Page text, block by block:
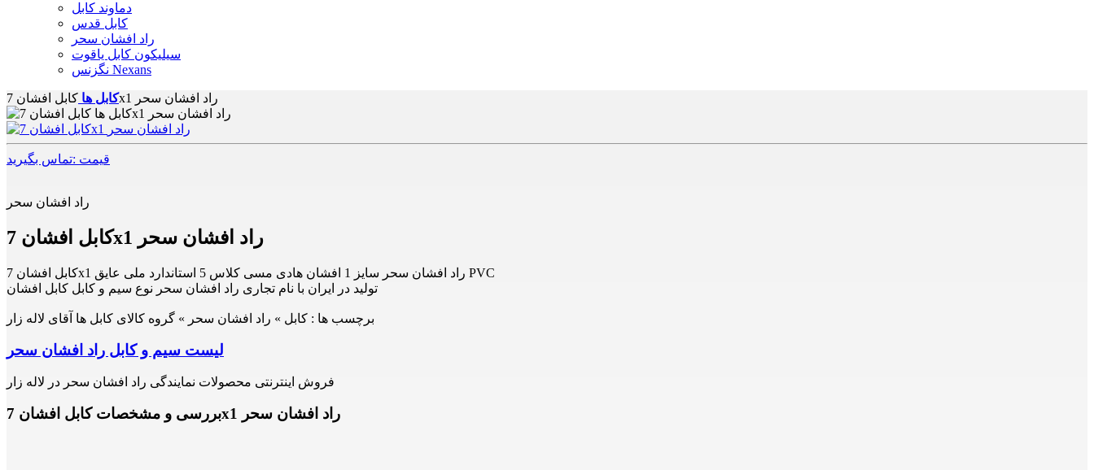
دماوند کابل
کابل قدس
راد افشان سحر
سیلیکون کابل یاقوت
نگزنس Nexans
کابل ها کابل افشان 7x1 راد افشان سحر
قیمت :تماس بگیرید
راد افشان سحر
کابل افشان 7x1 راد افشان سحر
کابل افشان 7x1 راد افشان سحر سایز 1 افشان هادی مسی کلاس 5 استاندارد ملی عایق PVC
تولید در ایران با نام تجاری راد افشان سحر نوع سیم و کابل کابل افشان
برچسب ها : کابل » راد افشان سحر » گروه کالای کابل ها آقای لاله زار
لیست سیم و کابل راد افشان سحر
فروش اینترنتی محصولات نمایندگی راد افشان سحر در لاله زار
بررسی و مشخصات کابل افشان 7x1 راد افشان سحر